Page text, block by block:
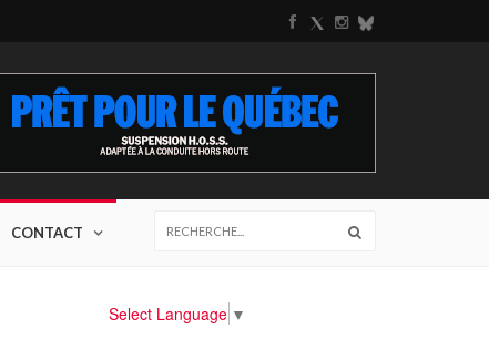
CONTACT
Select Language ▼